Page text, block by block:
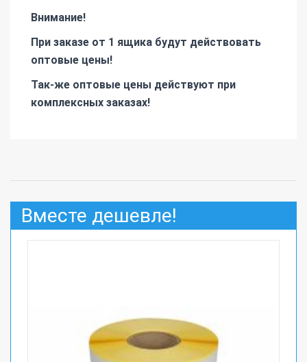
Внимание!
При заказе от 1 ящика будут действовать
оптовые цены!
Так-же оптовые цены действуют при
комплексных заказах!
Вместе дешевле!